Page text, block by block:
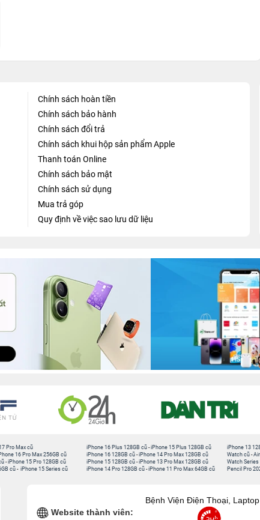
Chính sách hoàn tiền
Chính sách bảo hành
Chính sách đổi trả
Chính sách khui hộp sản phẩm Apple
Thanh toán Online
Chính sách bảo mật
Chính sách sử dụng
Mua trả góp
Quy định về việc sao lưu dữ liệu
Pro Max cũ
16 Pro Max 256GB cũ
-iPhone 15 Pro 128GB cũ
cũ - iPhone 15 Series cũ
iPhone 16 Plus 128GB cũ -iPhone 15 Plus 128GB cũ
iPhone 16 128GB cũ -iPhone 14 Pro Max 128GB cũ
iPhone 15 128GB cũ -iPhone 13 Pro Max 128GB cũ
iPhone 14 Pro 128GB cũ -iPhone 11 Pro Max 64GB cũ
iPhone 13
Watch cũ -
Watch Series
Pencil Pro
Website thành viên:
Bệnh Viện Điện Thoại,